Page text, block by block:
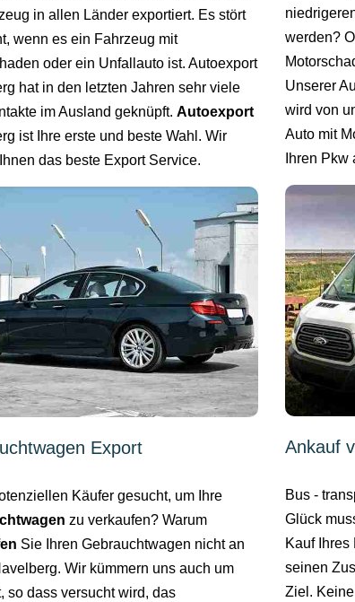
in allen Länder exportiert. Es stört
wenn es ein Fahrzeug mit
oder ein Unfallauto ist. Autoexport
hat in den letzten Jahren sehr viele
im Ausland geknüpft.Autoexport
ist Ihre erste und beste Wahl. Wir
das beste Export Service.
Export
Käufer gesucht, um Ihre
zu verkaufen? Warum
Sie Ihren Gebrauchtwagen nicht an
Wir kümmern uns auch um
so dass versucht wird, das
werden?
Unserer
wird von
Auto mit
Ihren
Ankauf
Bus -
Glück
Kauf
seinen
Ziel.